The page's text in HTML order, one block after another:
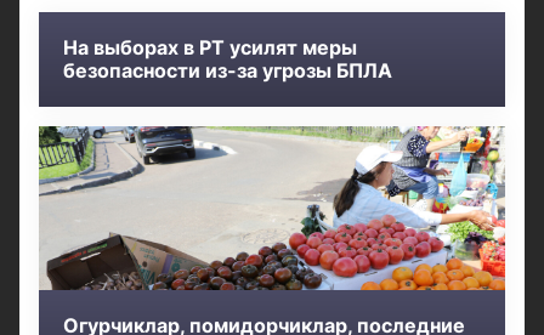
На выборах в РТ усилят меры
безопасности из-за угрозы БПЛА
Огурчиклар, помидорчиклар, последние